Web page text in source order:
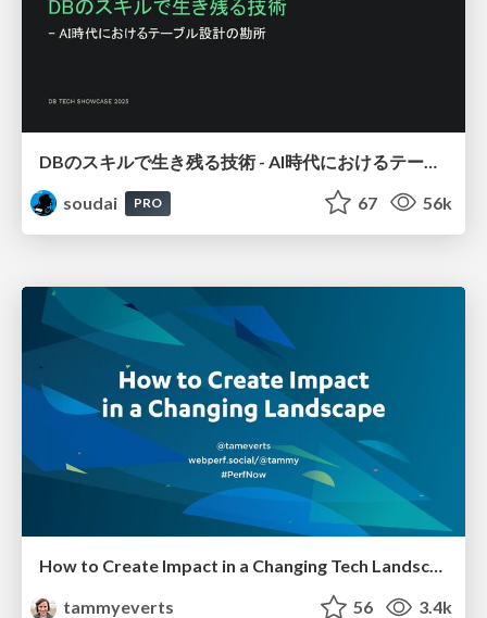
soudai
PRO 67 56k
How to Create Impact in a Changing Tech Landscape [PerfNow 2023]
tammyeverts
56 3.4k